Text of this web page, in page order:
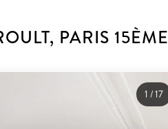
PARIS 15ÈME
1 /17